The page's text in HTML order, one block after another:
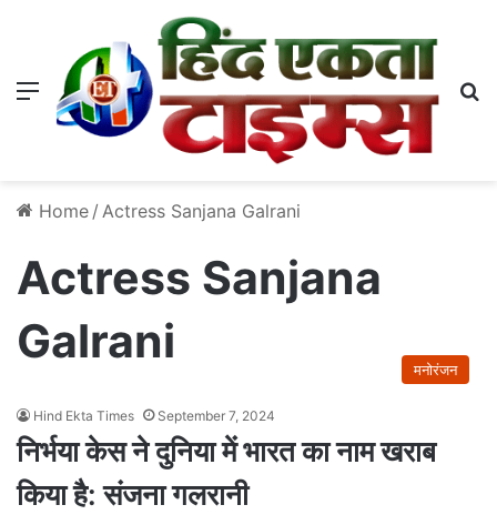
Menu
Home / Actress Sanjana Galrani
Actress Sanjana
Galrani
मनोरंजन
Hind Ekta Times September 7, 2024
निर्भया केस ने दुनिया में भारत का नाम खराब
किया है: संजना गलरानी